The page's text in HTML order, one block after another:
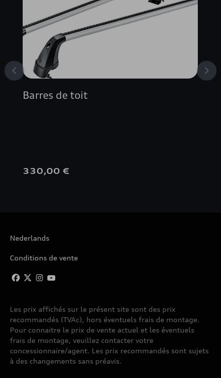
Barres de toit
330,00 €
Nederlands
Conditions de vente
Les prix affichés sur le présent site sont des prix
recommandés (TVAc), hors éventuels frais de montage.
Pour connaitre le prix de vente actuel et les éventuels
frais de montage, veuillez contacter votre
concessionnaire/agent. Les prix recommandés sont sujets
à des changements sans préavis.